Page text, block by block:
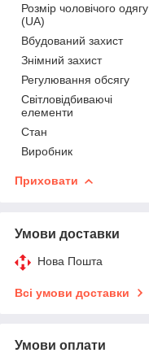
Розмір чоловічого одягу
(UA)
Вбудований захист
Знімний захист
Регулювання обсягу
Світловідбиваючі
елементи
Стан
Виробник
Приховати
Умови доставки
Нова Пошта
Всі умови доставки
Умови оплати